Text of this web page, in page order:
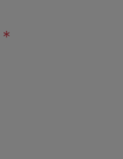
*